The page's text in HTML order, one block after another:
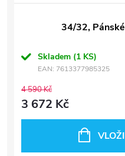
34/32,
Skladem (1 KS)
EAN: 7613377985325
4 590 Kč
3 672 Kč